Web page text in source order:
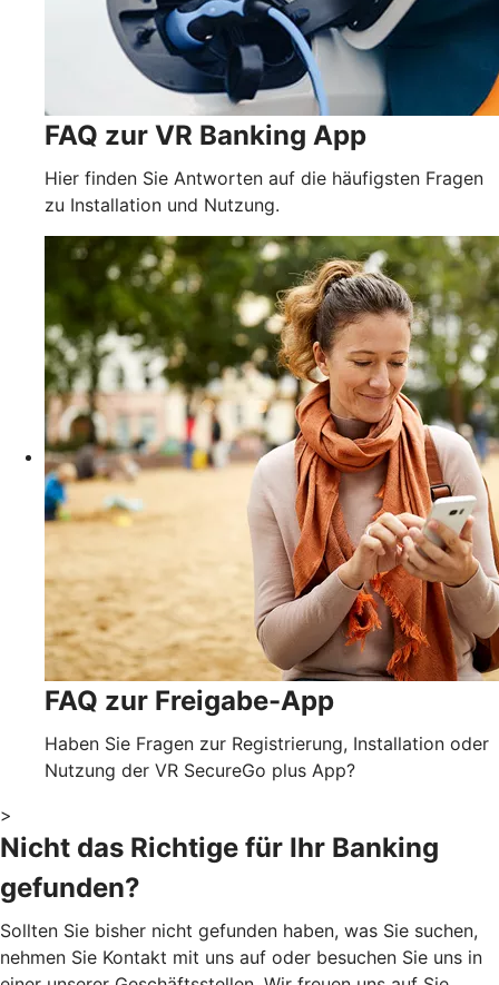
FAQ zur VR Banking App
Hier finden Sie Antworten auf die häufigsten Fragen
zu Installation und Nutzung.
FAQ zur Freigabe-App
Haben Sie Fragen zur Registrierung, Installation oder
Nutzung der VR SecureGo plus App?
>
Nicht das Richtige für Ihr Banking
gefunden?
Sollten Sie bisher nicht gefunden haben, was Sie suchen,
nehmen Sie Kontakt mit uns auf oder besuchen Sie uns in